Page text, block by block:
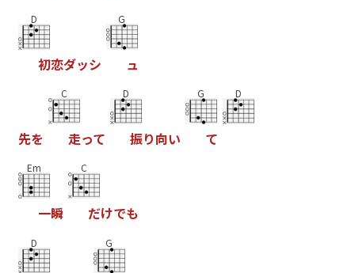
D
初恋ダッシ
G
ュ
先を
C
走って
D
振り向い
G
て
D
Em
一瞬
C
だけでも
D G